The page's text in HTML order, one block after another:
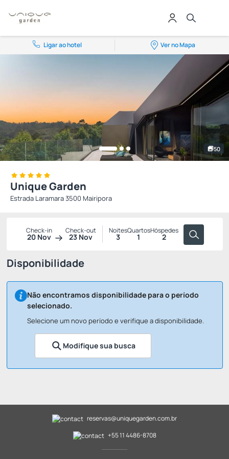
Ligar ao hotel Ver no Mapa
50
Unique Garden
Estrada Laramara 3500 Mairipora
Check-in
20 Nov
Check-out
23 Nov
Noites
3
Quartos
1
Hóspedes
2
Disponibilidade
Não encontramos disponibilidade para o período
selecionado.
Selecione um novo período e verifique a disponibilidade.
Modifique sua busca
reservas@uniquegarden.com.br
+55 11 4486-8708